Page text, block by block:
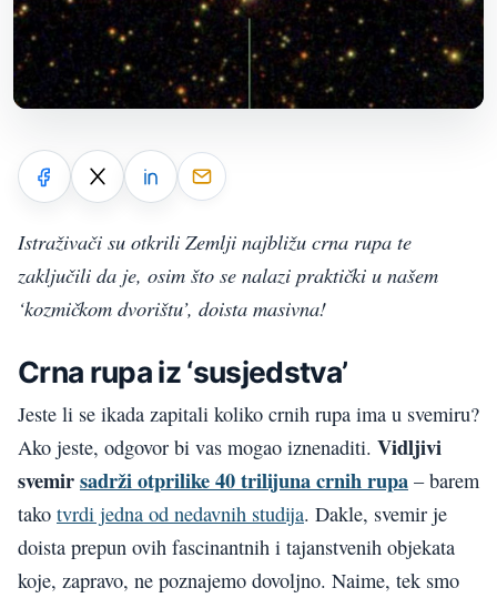
Istraživači su otkrili Zemlji najbližu crna rupa te
zaključili da je, osim što se nalazi praktički u našem
‘kozmičkom dvorištu’, doista masivna!
Crna rupa iz ‘susjedstva’
Jeste li se ikada zapitali koliko crnih rupa ima u svemiru?
Ako jeste, odgovor bi vas mogao iznenaditi. Vidljivi
svemirsadrži otprilike 40 trilijuna crnih rupa – barem
tako tvrdi jedna od nedavnih studija. Dakle, svemir je
doista prepun ovih fascinantnih i tajanstvenih objekata
koje, zapravo, ne poznajemo dovoljno. Naime, tek smo